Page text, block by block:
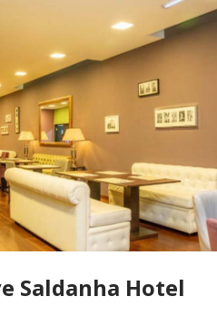
Saldanha Hotel